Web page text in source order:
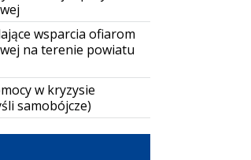
wsparcia ofiarom
na terenie powiatu
w kryzysie
samobójcze)